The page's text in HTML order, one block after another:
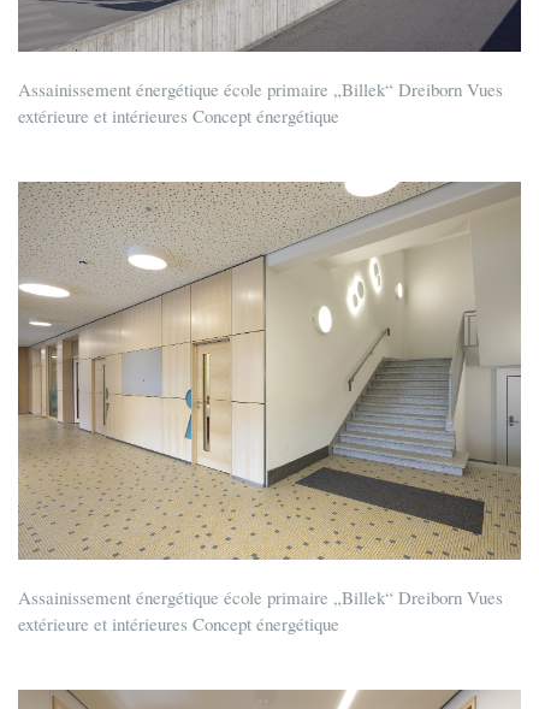
Assainissement énergétique école primaire „Billek“ Dreiborn Vues
extérieure et intérieures Concept énergétique
Assainissement énergétique école primaire „Billek“ Dreiborn Vues
extérieure et intérieures Concept énergétique